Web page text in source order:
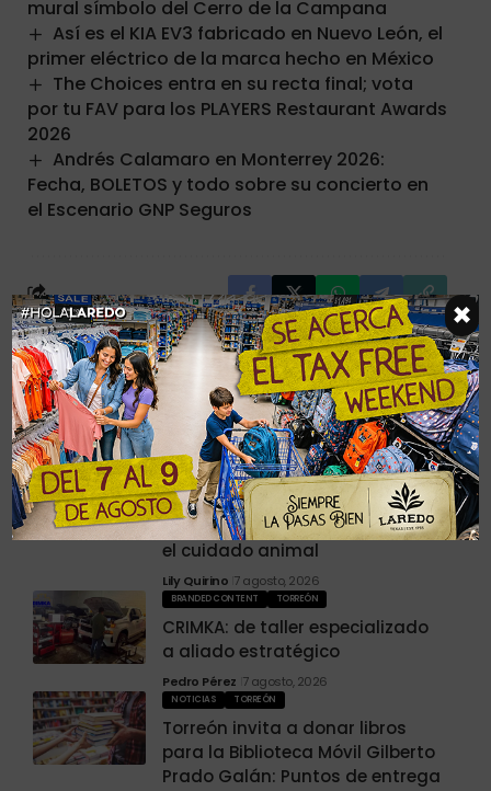
mural símbolo del Cerro de la Campana
Así es el KIA EV3 fabricado en Nuevo León, el
primer eléctrico de la marca hecho en México
The Choices entra en su recta final; vota
por tu FAV para los PLAYERS Restaurant Awards
2026
Andrés Calamaro en Monterrey 2026:
Fecha, BOLETOS y todo sobre su concierto en
el Escenario GNP Seguros
Últimas Noticias
COLABORADORES SALTILLO
Humberto Baca: una vida
construida entre la vocación y
el cuidado animal
Lily Quirino 7 agosto, 2026
BRANDED CONTENT TORREÓN
CRIMKA: de taller especializado
a aliado estratégico
Pedro Pérez 7 agosto, 2026
NOTICIAS TORREÓN
Torreón invita a donar libros
para la Biblioteca Móvil Gilberto
Prado Galán: Puntos de entrega
×